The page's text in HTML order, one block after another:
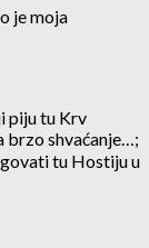
je moja
piju tu Krv
brzo shvaćanje…;
tu Hostiju u